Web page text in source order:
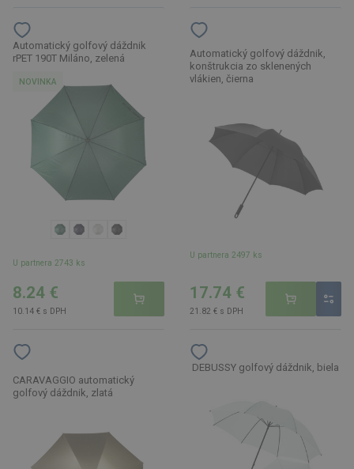
Automatický golfový dáždnik
rPET 190T Miláno, zelená
NOVINKA
U partnera 2743 ks
8.24 €
10.14 € s DPH
Automatický golfový dáždnik,
konštrukcia zo sklenených
vlákien, čierna
U partnera 2497 ks
17.74 €
21.82 € s DPH
CARAVAGGIO automatický
golfový dáždnik, zlatá
DEBUSSY golfový dáždnik, biela